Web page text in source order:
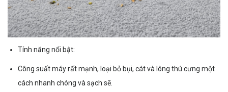
Tính năng nổi bật:
Công suất máy rất mạnh, loại bỏ bụi, cát và lông thú cưng một
cách nhanh chóng và sạch sẽ.